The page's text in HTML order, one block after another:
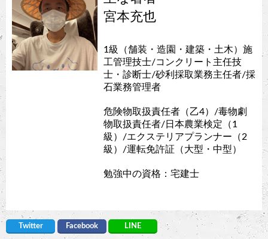
宮本充也
1級（舗装・造園・建築・土木）施
工管理技士/コンクリート主任技
士・診断士/砂利採取業務主任者/採
石業務管理者
危険物取扱責任者（乙4）/毒物劇
物取扱責任者/日本農業検定（1
級）/エクステリアプランナー（2
級）/運転免許証（大型・中型）
勉強中の資格：宅建士
Twitter Facebook LINE